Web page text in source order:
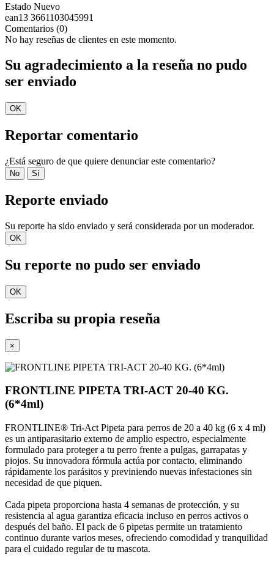
Estado Nuevo
ean13 3661103045991
Comentarios (0)
No hay reseñas de clientes en este momento.
Su agradecimiento a la reseña no pudo
ser enviado
OK
Reportar comentario
¿Está seguro de que quiere denunciar este comentario?
No Sí
Reporte enviado
Su reporte ha sido enviado y será considerada por un moderador.
OK
Su reporte no pudo ser enviado
OK
Escriba su propia reseña
×
FRONTLINE PIPETA TRI-ACT 20-40 KG.
(6*4ml)
FRONTLINE® Tri-Act Pipeta para perros de 20 a 40 kg (6 x 4 ml)
es un antiparasitario externo de amplio espectro, especialmente
formulado para proteger a tu perro frente a pulgas, garrapatas y
piojos. Su innovadora fórmula actúa por contacto, eliminando
rápidamente los parásitos y previniendo nuevas infestaciones sin
necesidad de que piquen.
Cada pipeta proporciona hasta 4 semanas de protección, y su
resistencia al agua garantiza eficacia incluso en perros activos o
después del baño. El pack de 6 pipetas permite un tratamiento
continuo durante varios meses, ofreciendo comodidad y tranquilidad
para el cuidado regular de tu mascota.